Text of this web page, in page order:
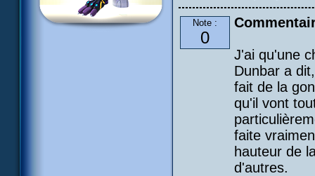
Note :
0
J'ai qu'une
Dunbar a
fait de la
qu'il vont
faite
hauteur de
d'autres.